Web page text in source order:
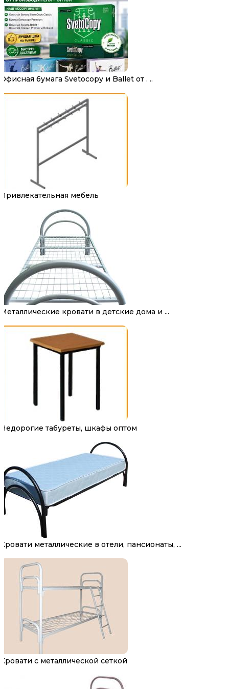
Офисная бумага Svetocopy и Ballet от . ..
Привлекательная мебель
Металлические кровати в детские дома и ...
Недорогие табуреты, шкафы оптом
Кровати металлические в отели, пансионаты, ...
Кровати с металлической сеткой